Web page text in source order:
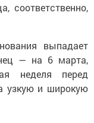
соответственно,
выпадает
— на 6 марта,
неделя перед
узкую и широкую